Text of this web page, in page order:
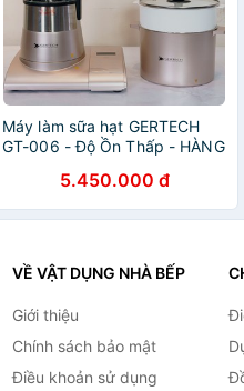
Máy làm sữa hạt GERTECH
GT-006 - Độ Ồn Thấp - HÀNG
5.450.000 đ
VỀ VẬT DỤNG NHÀ BẾP
Giới thiệu
Chính sách bảo mật
Điều khoản sử dụng